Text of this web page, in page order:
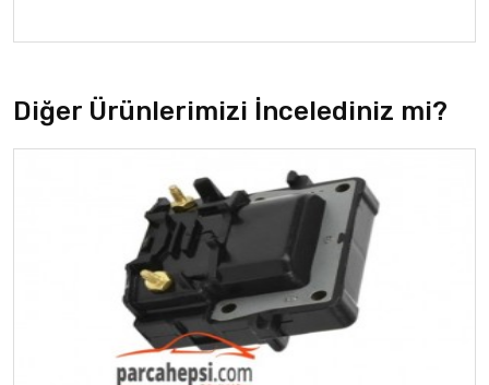
Diğer Ürünlerimizi İncelediniz mi?